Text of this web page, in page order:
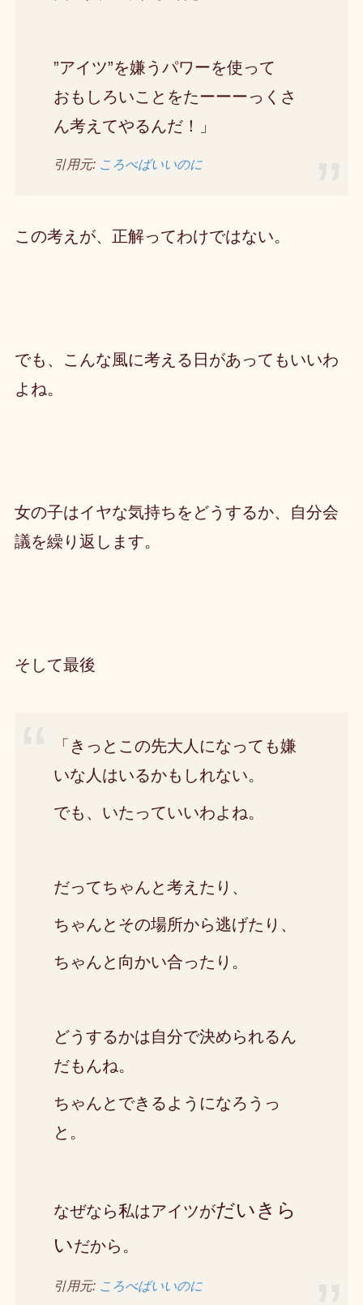
”アイツ”を嫌うパワーを使って
おもしろいことをたーーーっくさ
ん考えてやるんだ！」
引用元: ころべばいいのに
この考えが、正解ってわけではない。
でも、こんな風に考える日があってもいいわ
よね。
女の子はイヤな気持ちをどうするか、自分会
議を繰り返します。
そして最後
「きっとこの先大人になっても嫌
いな人はいるかもしれない。
でも、いたっていいわよね。
だってちゃんと考えたり、
ちゃんとその場所から逃げたり、
ちゃんと向かい合ったり。
どうするかは自分で決められるん
だもんね。
ちゃんとできるようになろうっ
と。
なぜなら私はアイツがだいきら
いだから。
引用元: ころべばいいのに